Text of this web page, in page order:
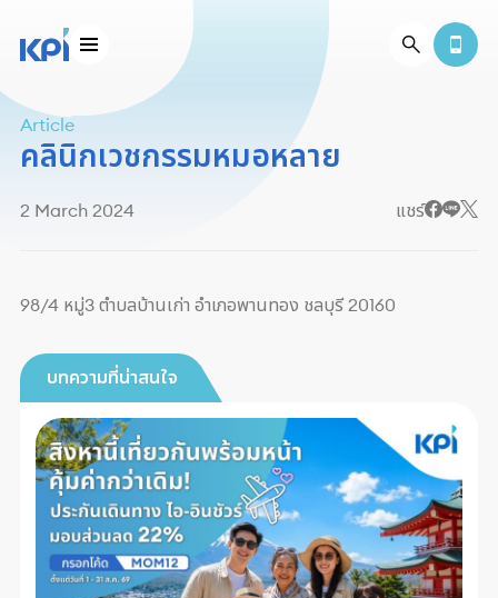
Article
คลินิกเวชกรรมหมอหลาย
2 March 2024 แชร์
98/4 หมู่3 ตำบลบ้านเก่า อำเภอพานทอง ชลบุรี 20160
บทความที่น่าสนใจ